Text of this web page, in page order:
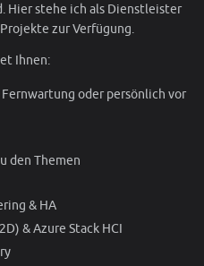
Hier stehe ich als Dienstleister
zur Verfügung.
Ihnen:
oder persönlich vor
den Themen
& HA
& Azure Stack HCI